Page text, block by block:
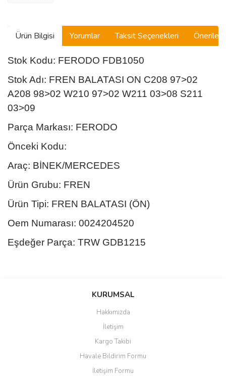
Ürün Bilgisi Yorumlar Taksit Seçenekleri
Stok Kodu: FERODO FDB1050
Stok Adı: FREN BALATASI ON C208 97>02
A208 98>02 W210 97>02 W211 03>08 S211
03>09
Parça Markası: FERODO
Önceki Kodu:
Araç: BİNEK/MERCEDES
Ürün Grubu: FREN
Ürün Tipi: FREN BALATASI (ÖN)
Oem Numarası: 0024204520
Eşdeğer Parça: TRW GDB1215
Bu ürüne ilk yorumu siz yapın!
Yorum Yaz
Ürün resmi kalitesiz, bozuk veya görüntülenemiyor.
Ürün açıklamasında eksik bilgiler bulunuyor.
Ürün bilgilerinde hatalar bulunuyor.
Ürün fiyatı diğer sitelerden daha pahalı.
KURUMSAL
Hakkımızda
İletişim
Kargo Takibi
Havale Bildirim Formu
İletişim Formu